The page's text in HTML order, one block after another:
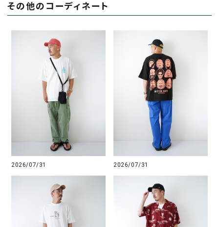
その他のコーディネート
2026/07/31 2026/07/31